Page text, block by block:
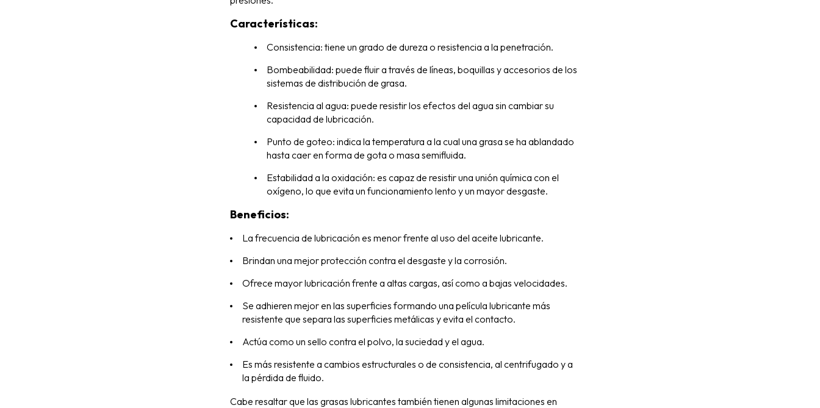
Características:
Consistencia: tiene un grado de dureza o resistencia a la penetración.
Bombeabilidad: puede fluir a través de líneas, boquillas y accesorios de los
sistemas de distribución de grasa.
Resistencia al agua: puede resistir los efectos del agua sin cambiar su
capacidad de lubricación.
Punto de goteo: indica la temperatura a la cual una grasa se ha ablandado
hasta caer en forma de gota o masa semifluida.
Estabilidad a la oxidación: es capaz de resistir una unión química con el
oxígeno, lo que evita un funcionamiento lento y un mayor desgaste.
Beneficios:
La frecuencia de lubricación es menor frente al uso del aceite lubricante.
Brindan una mejor protección contra el desgaste y la corrosión.
Ofrece mayor lubricación frente a altas cargas, así como a bajas velocidades.
Se adhieren mejor en las superficies formando una película lubricante más
resistente que separa las superficies metálicas y evita el contacto.
Actúa como un sello contra el polvo, la suciedad y el agua.
Es más resistente a cambios estructurales o de consistencia, al centrifugado y a
la pérdida de fluido.
Cabe resaltar que las grasas lubricantes también tienen algunas limitaciones en